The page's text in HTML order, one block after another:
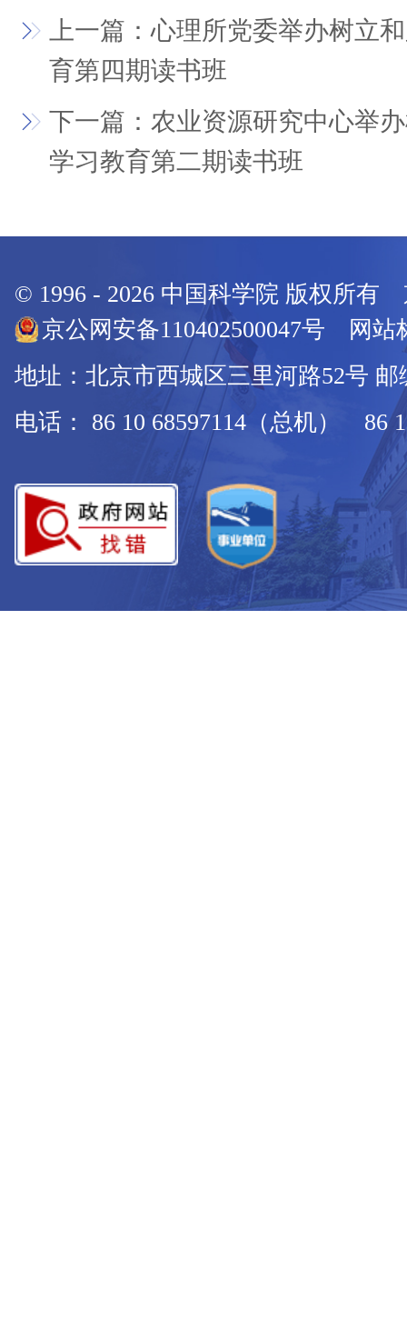
上一篇：心理所党委举办树立
育第四期读书班
下一篇：农业资源研究中心举
学习教育第二期读书班
© 1996 - 2026 中国科学院 版权所有
京公网安备110402500047号 网站
地址：北京市西城区三里河路52号 邮
电话： 86 10 68597114（总机） 86